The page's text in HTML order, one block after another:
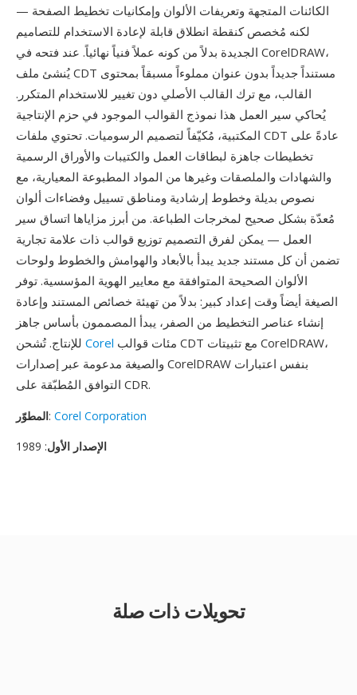
الكائنات المتجهة وتعريفات الألوان وإمكانيات تخطيط الصفحة —
لكنه مُخصص كنقطة انطلاق قابلة لإعادة الاستخدام للتصاميم
الجديدة بدلاً من كونه عملاً فنياً نهائياً. عند فتحه في CorelDRAW،
يُنشئ ملف CDT مستنداً جديداً بدون عنوان مملوءاً مسبقاً بمحتوى
القالب، مع ترك القالب الأصلي دون تغيير للاستخدام المتكرر.
يُحاكي سير العمل هذا نموذج القوالب الموجود في حزم الإنتاجية
المكتبية، مُكيّفاً لتصميم الرسوميات. تحتوي ملفات CDT عادةً على
تخطيطات جاهزة لبطاقات العمل والكتيبات والأوراق الرسمية
والشهادات والملصقات وغيرها من المواد المطبوعة المعيارية، مع
نصوص بديلة وخطوط إرشادية ومناطق تسييل وفضاءات ألوان
مُعدّة بشكل صحيح لمخرجات الطباعة. من أبرز مزاياها اتساق سير
العمل — يمكن لفرق التصميم توزيع قوالب ذات علامة تجارية
تضمن أن كل مستند جديد يبدأ بالأبعاد والهوامش والخطوط ولوحات
الألوان الصحيحة المتوافقة مع معايير الهوية المؤسسية. توفر
الصيغة أيضاً وقت إعداد كبير: بدلاً من تهيئة خصائص المستند وإعادة
إنشاء عناصر التخطيط من الصفر، يبدأ المصممون بأساس جاهز
Corel
والصيغة مدعومة عبر إصدارات CorelDRAW بنفس اعتبارات
التوافق المُطبّقة على CDR.
المطوّر: Corel Corporation
الإصدار الأول: 1989
تحويلات ذات صلة